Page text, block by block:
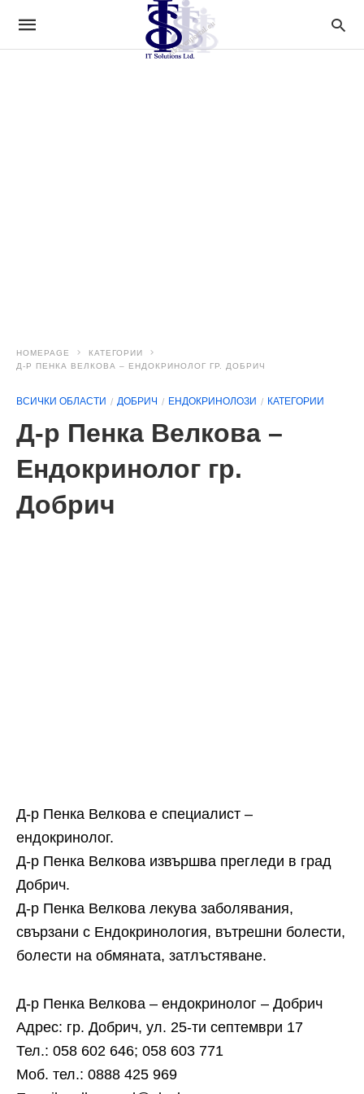
HOMEPAGE
КАТЕГОРИИ
Д-Р ПЕНКА ВЕЛКОВА – ЕНДОКРИНОЛОГ ГР. ДОБРИЧ
ВСИЧКИ ОБЛАСТИ ДОБРИЧ ЕНДОКРИНОЛОЗИ КАТЕГОРИИ
Д-р Пенка Велкова –
Ендокринолог гр.
Добрич
Д-р Пенка Велкова е специалист –
ендокринолог.
Д-р Пенка Велкова извършва прегледи в град
Добрич.
Д-р Пенка Велкова лекува заболявания,
свързани с Ендокринология, вътрешни болести,
болести на обмяната, затлъстяване.
Д-р Пенка Велкова – ендокринолог – Добрич
Адрес: гр. Добрич, ул. 25-ти септември 17
Тел.: 058 602 646; 058 603 771
Моб. тел.: 0888 425 969